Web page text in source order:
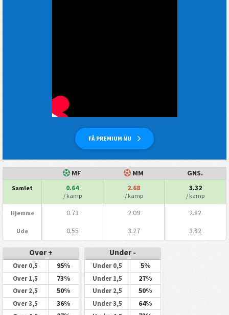
FÅ PREMIUM NU
MF MM GNS.
Samlet 0.64
/ kamp
2.68
/ kamp
3.32
/ kamp
Hjemme 0.73 2.09 2.82
Ude 0.55 3.27 3.82
Over +
Over 0,5 95%
Over 1,5 73%
Over 2,5 50%
Over 3,5 36%
Under -
Under 0,5 5%
Under 1,5 27%
Under 2,5 50%
Under 3,5 64%